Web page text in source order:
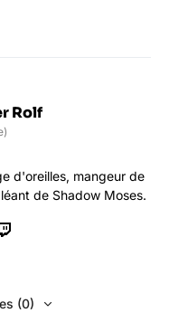
Rolf
d'oreilles, mangeur de
de Shadow Moses.
(0)